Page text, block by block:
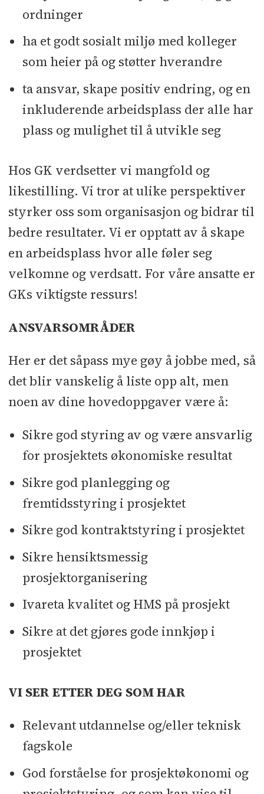
ordninger
ha et godt sosialt miljø med kolleger
som heier på og støtter hverandre
ta ansvar, skape positiv endring, og en
inkluderende arbeidsplass der alle har
plass og mulighet til å utvikle seg
Hos GK verdsetter vi mangfold og
likestilling. Vi tror at ulike perspektiver
styrker oss som organisasjon og bidrar til
bedre resultater. Vi er opptatt av å skape
en arbeidsplass hvor alle føler seg
velkomne og verdsatt. For våre ansatte er
GKs viktigste ressurs!
ANSVARSOMRÅDER
Her er det såpass mye gøy å jobbe med, så
det blir vanskelig å liste opp alt, men
noen av dine hovedoppgaver være å:
Sikre god styring av og være ansvarlig
for prosjektets økonomiske resultat
Sikre god planlegging og
fremtidsstyring i prosjektet
Sikre god kontraktstyring i prosjektet
Sikre hensiktsmessig
prosjektorganisering
Ivareta kvalitet og HMS på prosjekt
Sikre at det gjøres gode innkjøp i
prosjektet
VI SER ETTER DEG SOM HAR
Relevant utdannelse og/eller teknisk
fagskole
God forståelse for prosjektøkonomi og